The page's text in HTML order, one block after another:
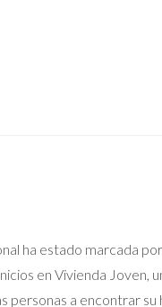
un depósito que actúa
ha estado marcada
en Vivienda Joven,
personas a encontrar su